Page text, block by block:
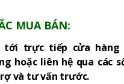
MUA BÁN:
tới trực tiếp cửa hàng
hoặc liên hệ qua các
và tư vấn trước.